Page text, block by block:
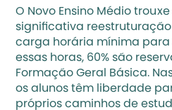
O Novo Ensino Médio trouxe
significativa
carga horária mínima para
essas horas, 60% são
Formação Geral Básica.
os alunos têm liberdade
próprios caminhos de